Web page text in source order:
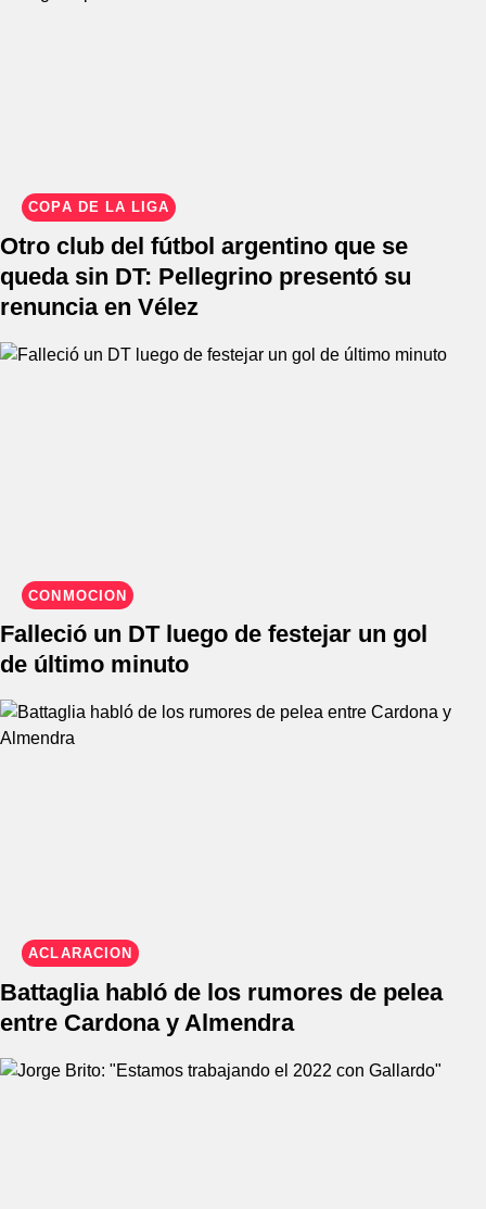
COPA DE LA LIGA
Otro club del fútbol argentino que se
queda sin DT: Pellegrino presentó su
renuncia en Vélez
CONMOCIÓN
Falleció un DT luego de festejar un gol
de último minuto
ACLARACIÓN
Battaglia habló de los rumores de pelea
entre Cardona y Almendra